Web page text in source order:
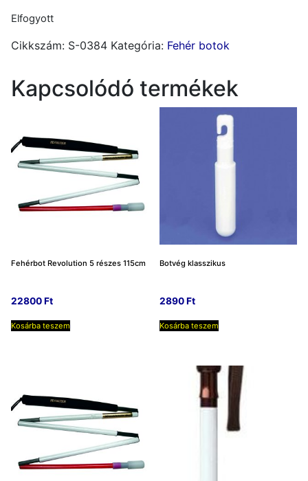
Elfogyott
Cikkszám: S-0384 Kategória: Fehér botok
Kapcsolódó termékek
Fehérbot Revolution 5 részes 115cm
22800Ft
Kosárba teszem
Botvég klasszikus
2890Ft
Kosárba teszem